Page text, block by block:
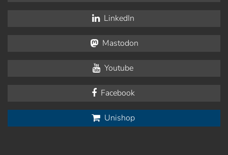
LinkedIn
Mastodon
Youtube
Facebook
Unishop